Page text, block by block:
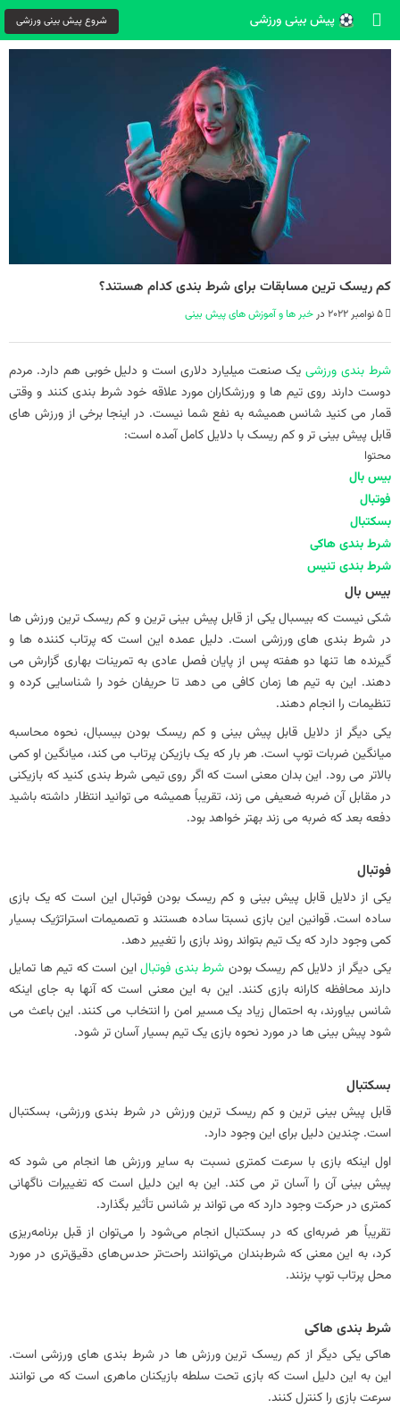
شروع پیش بینی ورزشی
کم ریسک ترین مسابقات برای شرط بندی کدام هستند؟
5 نوامبر 2022 در خبر ها و آموزش های پیش بینی
شرط بندی ورزشییک صنعت میلیارد دلاری است و دلیل خوبی هم دارد. مردم
دوست دارند روی تیم ها و ورزشکاران مورد علاقه خود شرط بندی کنند و وقتی
قمار می کنید شانس همیشه به نفع شما نیست. در اینجا برخی از ورزش های
قابل پیش بینی تر و کم ریسک با دلایل کامل آمده است:
محتوا
بیس بال
فوتبال
بسکتبال
شرط بندی هاکی
شرط بندی تنیس
بیس بال
شکی نیست که بیسبال یکی از قابل پیش بینی ترین و کم ریسک ترین ورزش ها
در شرط بندی های ورزشی است. دلیل عمده این است که پرتاب کننده ها و
گیرنده ها تنها دو هفته پس از پایان فصل عادی به تمرینات بهاری گزارش می
دهند. این به تیم ها زمان کافی می دهد تا حریفان خود را شناسایی کرده و
تنظیمات را انجام دهند.
یکی دیگر از دلایل قابل پیش بینی و کم ریسک بودن بیسبال، نحوه محاسبه
میانگین ضربات توپ است. هر بار که یک بازیکن پرتاب می کند، میانگین او کمی
بالاتر می رود. این بدان معنی است که اگر روی تیمی شرط بندی کنید که بازیکنی
در مقابل آن ضربه ضعیفی می زند، تقریباً همیشه می توانید انتظار داشته باشید
دفعه بعد که ضربه می زند بهتر خواهد بود.
فوتبال
یکی از دلایل قابل پیش بینی و کم ریسک بودن فوتبال این است که یک بازی
ساده است. قوانین این بازی نسبتا ساده هستند و تصمیمات استراتژیک بسیار
کمی وجود دارد که یک تیم بتواند روند بازی را تغییر دهد.
یکی دیگر از دلایل کم ریسک بودن شرط بندی فوتبالاین است که تیم ها تمایل
دارند محافظه کارانه بازی کنند. این به این معنی است که آنها به جای اینکه
شانس بیاورند، به احتمال زیاد یک مسیر امن را انتخاب می کنند. این باعث می
شود پیش بینی ها در مورد نحوه بازی یک تیم بسیار آسان تر شود.
بسکتبال
قابل پیش بینی ترین و کم ریسک ترین ورزش در شرط بندی ورزشی، بسکتبال
است. چندین دلیل برای این وجود دارد.
اول اینکه بازی با سرعت کمتری نسبت به سایر ورزش ها انجام می شود که
پیش بینی آن را آسان تر می کند. این به این دلیل است که تغییرات ناگهانی
کمتری در حرکت وجود دارد که می تواند بر شانس تأثیر بگذارد.
تقریباً هر ضربه‌ای که در بسکتبال انجام می‌شود را می‌توان از قبل برنامه‌ریزی
کرد، به این معنی که شرط‌بندان می‌توانند راحت‌تر حدس‌های دقیق‌تری در مورد
محل پرتاب توپ بزنند.
شرط بندی هاکی
هاکی یکی دیگر از کم ریسک ترین ورزش ها در شرط بندی های ورزشی است.
این به این دلیل است که بازی تحت سلطه بازیکنان ماهری است که می توانند
سرعت بازی را کنترل کنند.